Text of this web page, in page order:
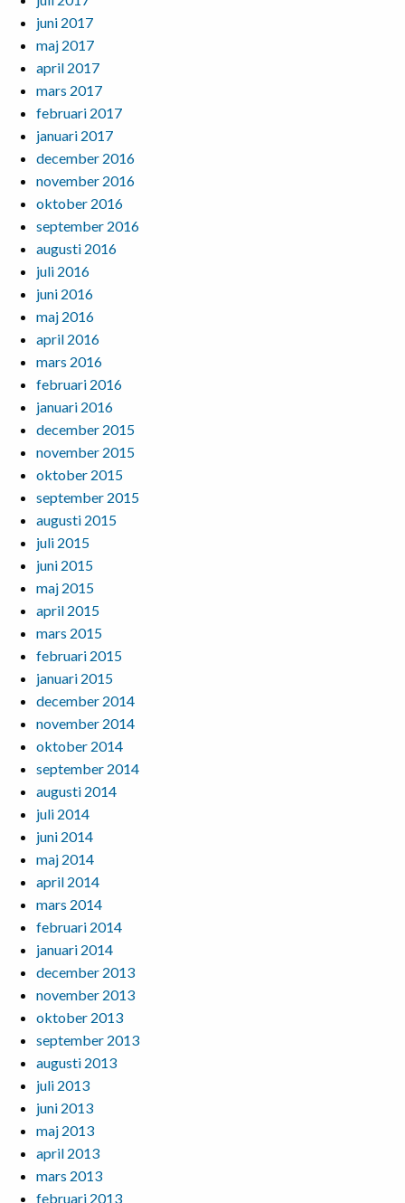
juni 2017
maj 2017
april 2017
mars 2017
februari 2017
januari 2017
december 2016
november 2016
oktober 2016
september 2016
augusti 2016
juli 2016
juni 2016
maj 2016
april 2016
mars 2016
februari 2016
januari 2016
december 2015
november 2015
oktober 2015
september 2015
augusti 2015
juli 2015
juni 2015
maj 2015
april 2015
mars 2015
februari 2015
januari 2015
december 2014
november 2014
oktober 2014
september 2014
augusti 2014
juli 2014
juni 2014
maj 2014
april 2014
mars 2014
februari 2014
januari 2014
december 2013
november 2013
oktober 2013
september 2013
augusti 2013
juli 2013
juni 2013
maj 2013
april 2013
mars 2013
februari 2013